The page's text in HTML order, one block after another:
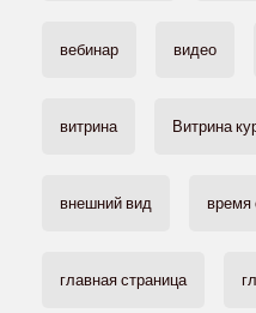
вебинар видео
витрина Витрина
внешний вид время
главная страница